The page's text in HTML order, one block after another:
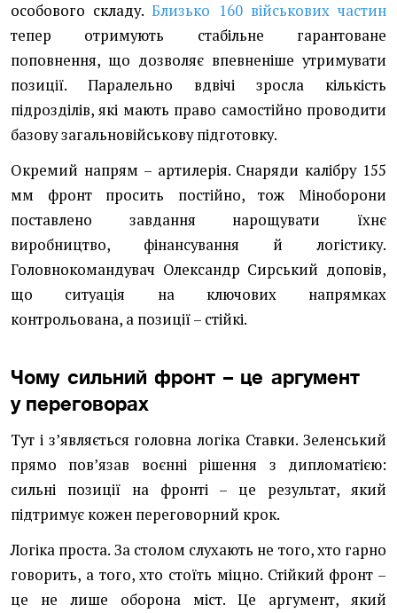
особового складу.Близько 160 військових частин
тепер отримують стабільне гарантоване
поповнення, що дозволяє впевненіше утримувати
позиції. Паралельно вдвічі зросла кількість
підрозділів, які мають право самостійно проводити
базову загальновійськову підготовку.
Окремий напрям – артилерія. Снаряди калібру 155
мм фронт просить постійно, тож Міноборони
поставлено завдання нарощувати їхнє
виробництво, фінансування й логістику.
Головнокомандувач Олександр Сирський доповів,
що ситуація на ключових напрямках
контрольована, а позиції – стійкі.
Чому сильний фронт – це аргумент
у переговорах
Тут і з’являється головна логіка Ставки. Зеленський
прямо пов’язав воєнні рішення з дипломатією:
сильні позиції на фронті – це результат, який
підтримує кожен переговорний крок.
Логіка проста. За столом слухають не того, хто гарно
говорить, а того, хто стоїть міцно. Стійкий фронт –
це не лише оборона міст. Це аргумент, який